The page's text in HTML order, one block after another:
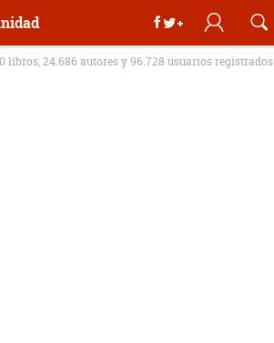
libros, 24.686 autores y 96.728 usuarios registrados